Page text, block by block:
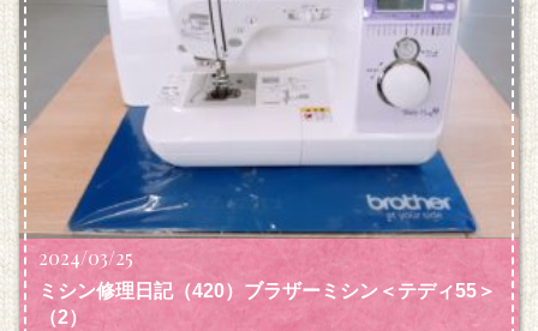
2024/03/25
ミシン修理日記（420）ブラザーミシン＜テディ55＞
（2）